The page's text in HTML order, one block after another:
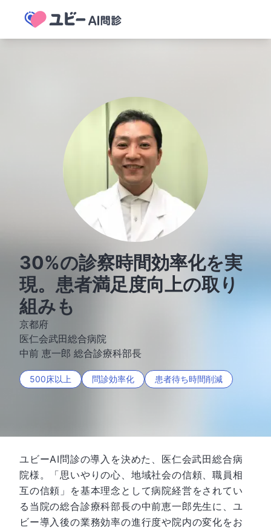
30%の診察時間効率化を実
現。患者満足度向上の取り
組みも
京都府
医仁会武田総合病院
中前 恵一郎 総合診療科部長
500床以上 問診効率化 患者待ち時間削減
ユビーAI問診の導入を決めた、医仁会武田総合病
院様。「思いやりの心、地域社会の信頼、職員相
互の信頼」を基本理念として病院経営をされてい
る当院の総合診療科部長の中前恵一郎先生に、ユ
ビー導入後の業務効率の進行度や院内の変化をお